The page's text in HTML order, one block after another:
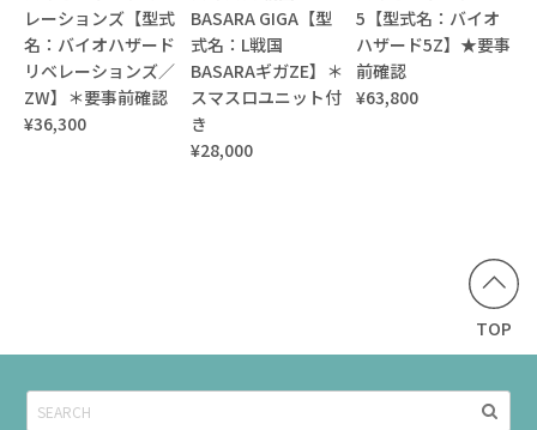
レーションズ【型式
名：バイオハザード
リベレーションズ／
ZW】＊要事前確認
¥36,300
BASARA GIGA【型
式名：L戦国
BASARAギガZE】＊
スマスロユニット付
き
¥28,000
5【型式名：バイオ
ハザード5Z】★要事
前確認
¥63,800
TOP